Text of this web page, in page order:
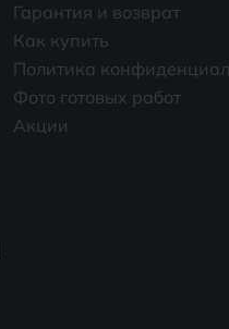
Гарантия и возврат
Как купить
Политика
Фото готовых работ
Акции